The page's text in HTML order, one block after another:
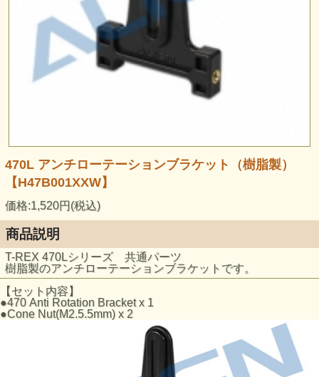
470L アンチローテーションブラケット（樹脂製）
【H47B001XXW】
価格:1,520円(税込)
商品説明
T-REX 470Lシリーズ 共通パーツ
樹脂製のアンチローテーションブラケットです。
【セット内容】
●470 Anti Rotation Bracket x 1
●Cone Nut(M2.5.5mm) x 2